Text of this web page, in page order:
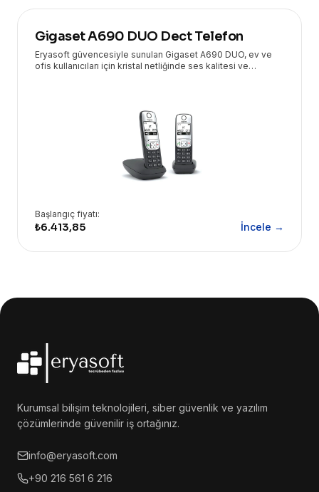
Gigaset A690 DUO Dect Telefon
Eryasoft güvencesiyle sunulan Gigaset A690 DUO, ev ve
ofis kullanıcıları için kristal netliğinde ses kalitesi ve
Başlangıç fiyatı:
₺6.413,85 İncele →
Kurumsal bilişim teknolojileri, siber güvenlik ve yazılım
çözümlerinde güvenilir iş ortağınız.
info@eryasoft.com
+90 216 561 6 216